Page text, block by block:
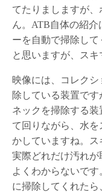
てたりましますが、
ん。ATB自体の紹
ーを自動で掃除し
と思いますが、スキ
映像には、コレク
除している装置で
ネックを掃除する
て回りながら、水
かしていますね。ス
実際どれだけ汚れ
よくわからないで
に掃除してくれたら